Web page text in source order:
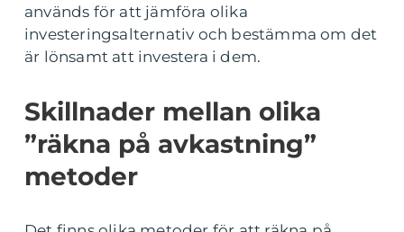
används för att jämföra olika
investeringsalternativ och bestämma om det
är lönsamt att investera i dem.
Skillnader mellan olika
”räkna på avkastning”
metoder